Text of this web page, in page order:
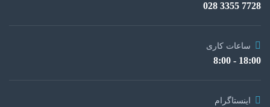
7728 3355 028
ساعات کاری
18:00 - 8:00
اینستاگرام